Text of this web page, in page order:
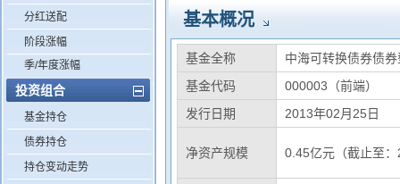
分红送配
阶段涨幅
季/年度涨幅
投资组合
基金持仓
债券持仓
持仓变动走势
基本概况
基金全称
中海可转换债券债
基金代码
000003（前端）
发行日期
2013年02月25日
净资产规模 0.45亿元（截止至